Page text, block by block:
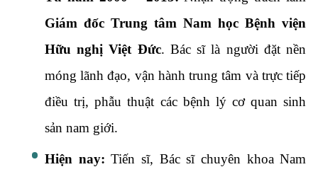
Giám đốc Trung tâm Nam học Bệnh viện
Hữu nghị Việt Đức. Bác sĩ là người đặt nền
móng lãnh đạo, vận hành trung tâm và trực tiếp
điều trị, phẫu thuật các bệnh lý cơ quan sinh
sản nam giới.
Hiện nay: Tiến sĩ, Bác sĩ chuyên khoa Nam